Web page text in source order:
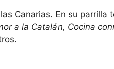
Canarias. En su parrilla
a la Catalán, Cocina